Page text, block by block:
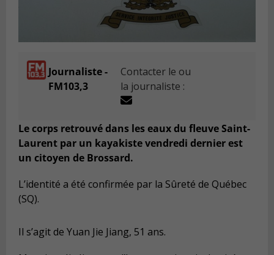
Journaliste -
FM103,3
Contacter le ou
la journaliste :
Le corps retrouvé dans les eaux du fleuve Saint-
Laurent par un kayakiste vendredi dernier est
un citoyen de Brossard.
L’identité a été confirmée par la Sûreté de Québec
(SQ).
Il s’agit de Yuan Jie Jiang, 51 ans.